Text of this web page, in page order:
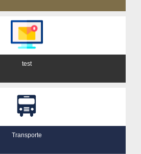
test
Transporte